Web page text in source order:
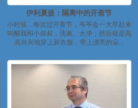
伊利夏提：隔离中的开斋节
小时候，每次过开斋节，爷爷会一大早起来
叫醒我和小叔叔，洗漱、大净；然后就是高
高兴兴地穿上新衣服，带上漂亮的朵...